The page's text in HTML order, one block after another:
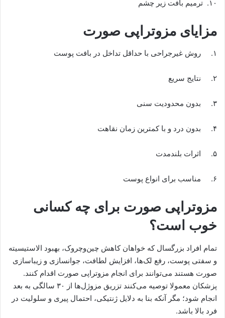
۱۰. ترمیم بافت زیر چشم
مزایای مزوتراپی صورت
۱. روش غیرجراحی با حداقل تداخل در بافت پوست
۲. نتایج سریع
۳. بدون محدودیت سنی
۴. بدون درد و با کمترین زمان نقاهت
۵. اثرات بلندمدت
۶. مناسب برای انواع پوست
مزوتراپی صورت برای چه کسانی
خوب است؟
تمام افراد بزرگسال که خواهان کاهش چین‌و‌چروک، بهبود الاستیسیته
و سفتی پوست، رفع لک‌ها، افزایش لطافت، جوانسازی و زیباسازی
صورت هستند می‌توانند برای انجام مزوتراپی صورت اقدام کنند.
پزشکان معمولا توصیه می‌کنند تزریق مزوژل‌ها از ۳۰ سالگی به بعد
انجام شود؛ مگر آنکه بنا به دلایل ژنتیکی، احتمال پیری و سلولیت در
فرد بالا باشد.